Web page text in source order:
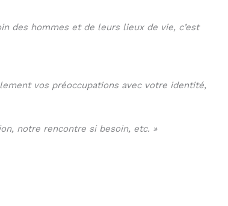
des hommes et de leurs lieux de vie, c’est
vos préoccupations avec votre identité,
notre rencontre si besoin, etc. »